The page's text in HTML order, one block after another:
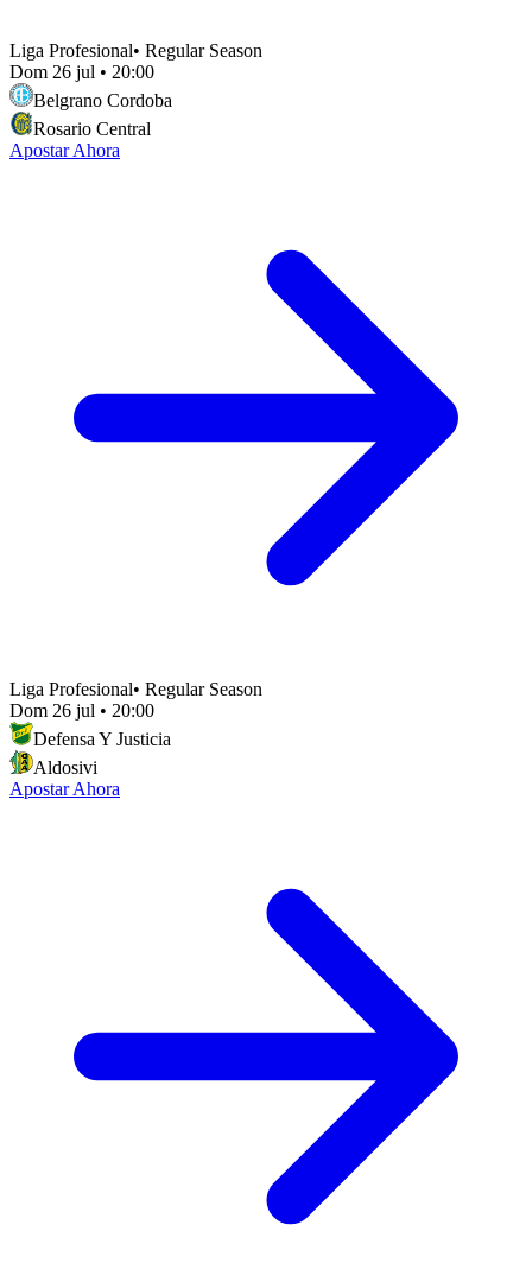
Liga Profesional• Regular Season
Dom 26 jul • 20:00
Belgrano Cordoba
Rosario Central
Apostar Ahora
Liga Profesional• Regular Season
Dom 26 jul • 20:00
Defensa Y Justicia
Aldosivi
Apostar Ahora